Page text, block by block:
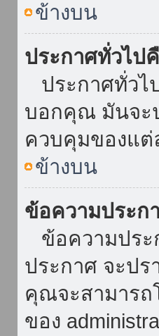
ข้างบน
ประกาศทั่วไป
ประกาศทั่วไ
บอกคุณ มันจะ
ควบคุมของแต่
ข้างบน
ข้อความประก
ข้อความปร
ประกาศ จะป
คุณจะสามาร
ของ